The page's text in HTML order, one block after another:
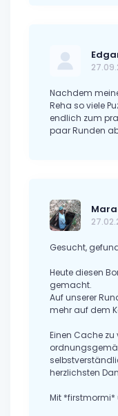
Nachdem
Reha so viele
endlich zum
paar Runden
Gesucht,
Heute diesen
gemacht.
Auf unserer
mehr auf dem
Einen Cache
herzlichsten
Mit *firstmormi*